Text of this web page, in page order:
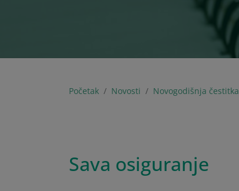
Početak Novosti Novogodišnja čestitka
Sava osiguranje